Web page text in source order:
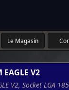
Le Magasin
EAGLE V2
V2, Socket LGA